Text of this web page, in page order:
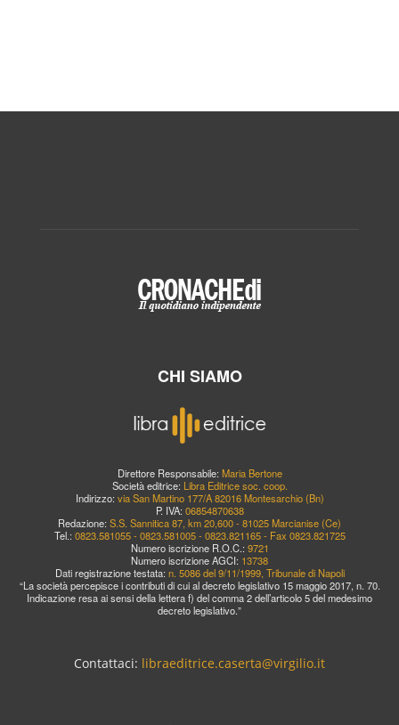
CHI SIAMO
Direttore Responsabile: Maria Bertone
Società editrice: Libra Editrice soc. coop.
Indirizzo: via San Martino 177/A 82016 Montesarchio (Bn)
P. IVA: 06854870638
Redazione: S.S. Sannitica 87, km 20,600 - 81025 Marcianise (Ce)
Tel.: 0823.581055 - 0823.581005 - 0823.821165 - Fax 0823.821725
Numero iscrizione R.O.C.: 9721
Numero iscrizione AGCI: 13738
Dati registrazione testata: n. 5086 del 9/11/1999, Tribunale di Napoli
“La società percepisce i contributi di cui al decreto legislativo 15 maggio 2017, n. 70.
Indicazione resa ai sensi della lettera f) del comma 2 dell’articolo 5 del medesimo
decreto legislativo.”
Contattaci: libraeditrice.caserta@virgilio.it